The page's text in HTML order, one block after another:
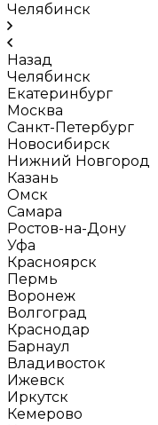
Челябинск
Назад
Челябинск
Екатеринбург
Москва
Санкт-Петербург
Новосибирск
Нижний Новгород
Казань
Омск
Самара
Ростов-на-Дону
Уфа
Красноярск
Пермь
Воронеж
Волгоград
Краснодар
Барнаул
Владивосток
Ижевск
Иркутск
Кемерово